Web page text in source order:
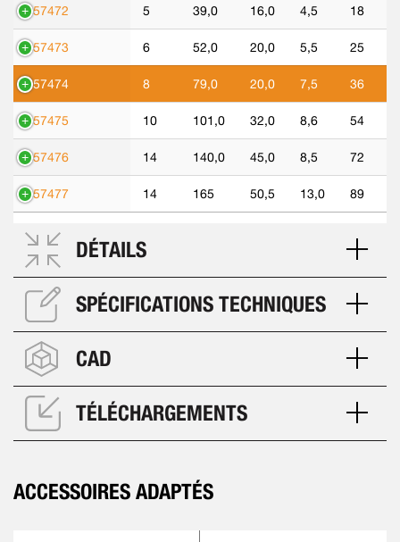
557472 5 39,0 16,0 4,5 18
557473 6 52,0 20,0 5,5 25
557474 8 79,0 20,0 7,5 36
557475 10 101,0 32,0 8,6 54
557476 14 140,0 45,0 8,5 72
557477 14 165 50,5 13,0 89
DÉTAILS
SPÉCIFICATIONS TECHNIQUES
CAD
TÉLÉCHARGEMENTS
ACCESSOIRES ADAPTÉS